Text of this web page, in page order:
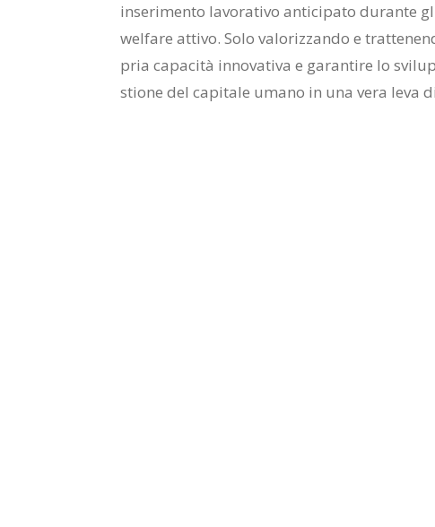
in­se­ri­men­to la­vo­ra­ti­vo an­ti­ci­pa­to du­ran­te
wel­fa­re at­ti­vo. Solo va­lo­riz­zan­do e
pria ca­pa­ci­tà in­no­va­ti­va e ga­ran­ti­re lo
stio­ne del ca­pi­ta­le uma­no in una vera leva